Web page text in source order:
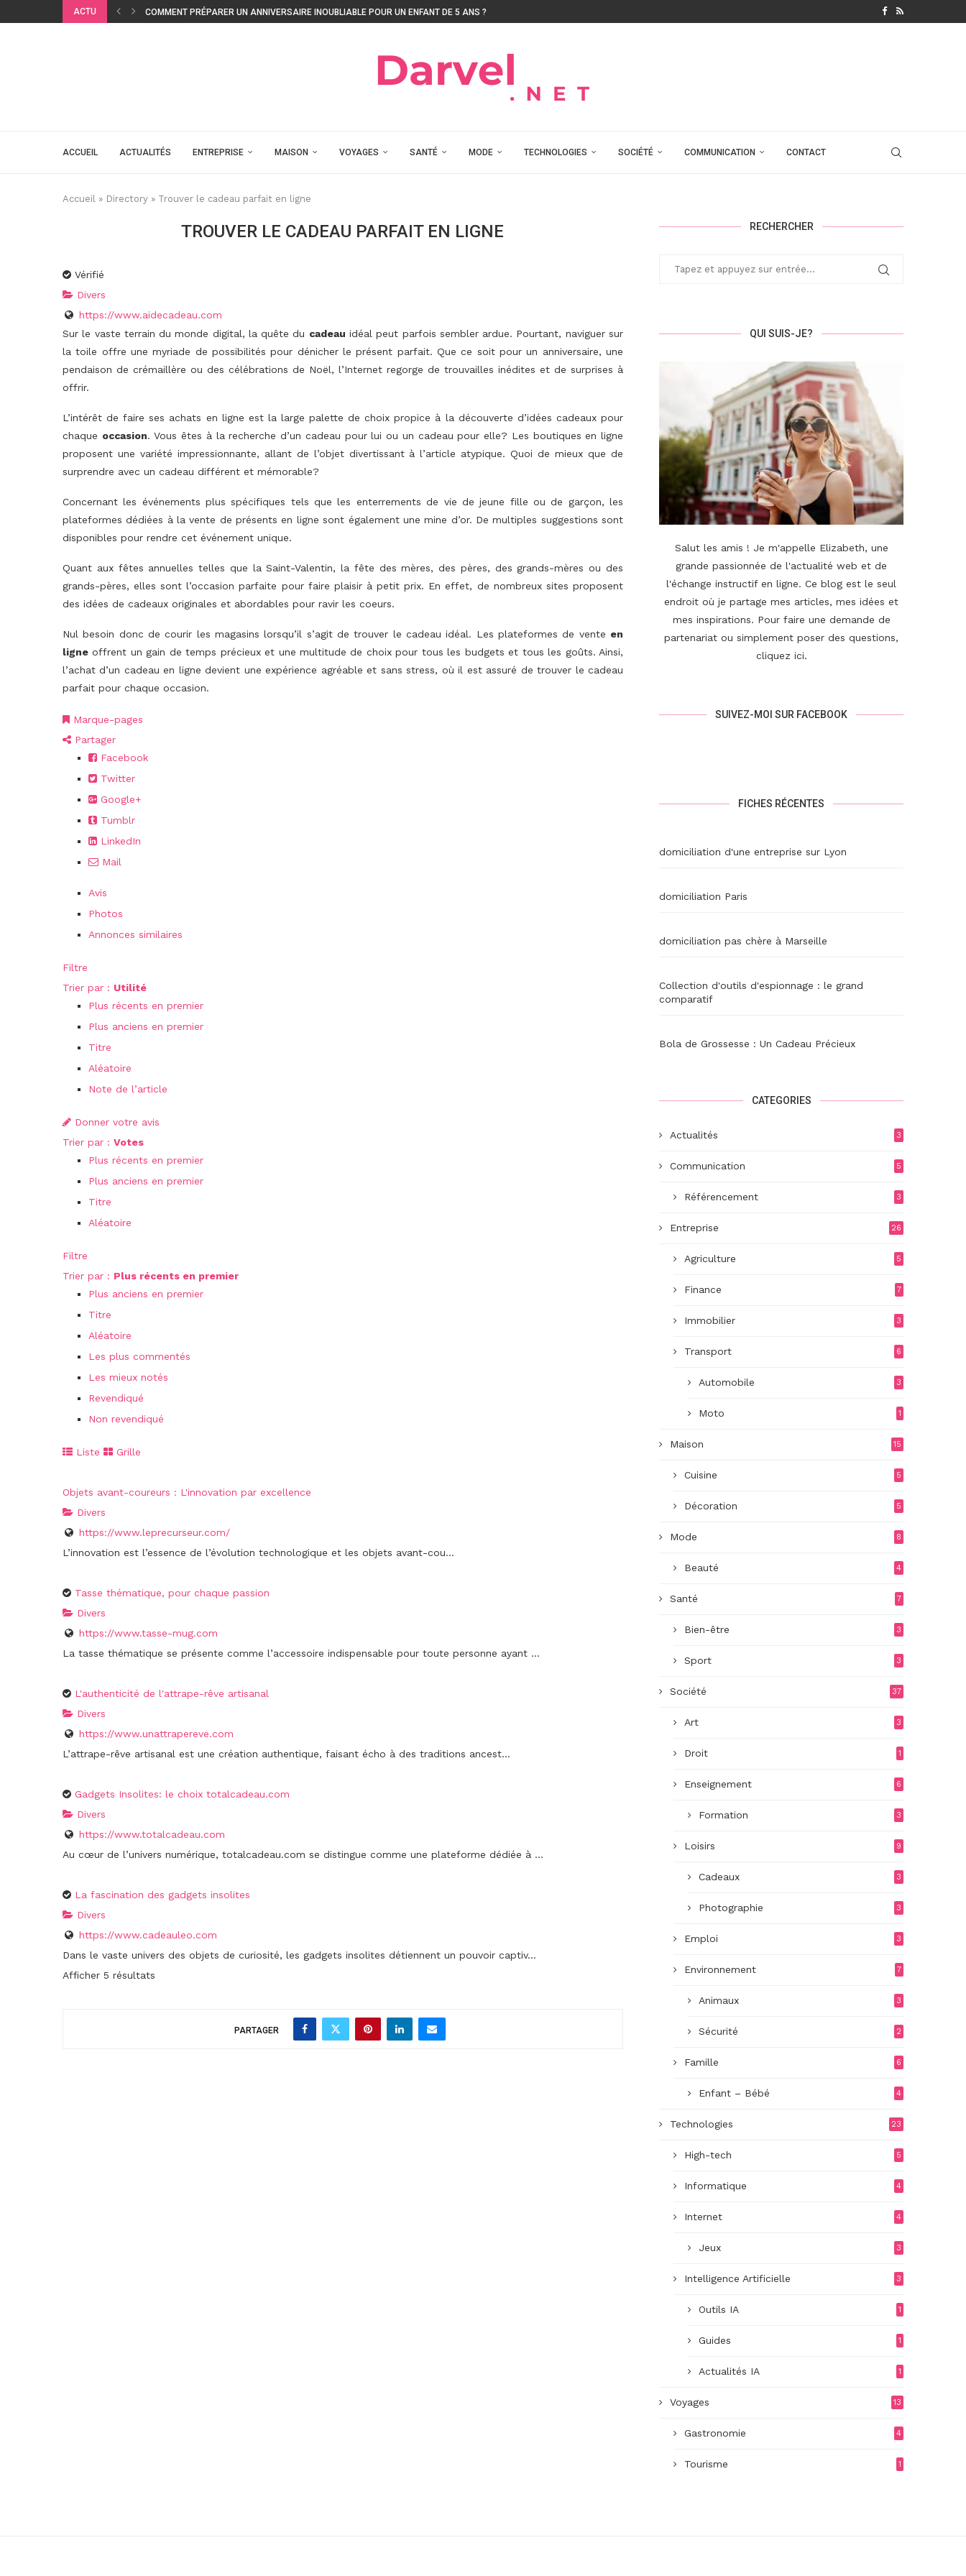
ACTU COMMENT PRÉPARER UN ANNIVERSAIRE INOUBLIABLE POUR UN ENFANT DE 5 ANS ?
ACCUEIL ACTUALITÉS ENTREPRISE MAISON VOYAGES SANTÉ MODE TECHNOLOGIES SOCIÉTÉ COMMUNICATION CONTACT
Accueil » Directory » Trouver le cadeau parfait en ligne
TROUVER LE CADEAU PARFAIT EN LIGNE
Vérifié
Divers
https://www.aidecadeau.com
Sur le vaste terrain du monde digital, la quête du cadeau idéal peut parfois sembler ardue. Pourtant, naviguer sur
la toile offre une myriade de possibilités pour dénicher le présent parfait. Que ce soit pour un anniversaire, une
pendaison de crémaillère ou des célébrations de Noël, l’Internet regorge de trouvailles inédites et de surprises à
offrir.
L’intérêt de faire ses achats en ligne est la large palette de choix propice à la découverte d’idées cadeaux pour
chaque occasion. Vous êtes à la recherche d’un cadeau pour lui ou un cadeau pour elle? Les boutiques en ligne
proposent une variété impressionnante, allant de l’objet divertissant à l’article atypique. Quoi de mieux que de
surprendre avec un cadeau différent et mémorable?
Concernant les événements plus spécifiques tels que les enterrements de vie de jeune fille ou de garçon, les
plateformes dédiées à la vente de présents en ligne sont également une mine d’or. De multiples suggestions sont
disponibles pour rendre cet événement unique.
Quant aux fêtes annuelles telles que la Saint-Valentin, la fête des mères, des pères, des grands-mères ou des
grands-pères, elles sont l’occasion parfaite pour faire plaisir à petit prix. En effet, de nombreux sites proposent
des idées de cadeaux originales et abordables pour ravir les coeurs.
Nul besoin donc de courir les magasins lorsqu’il s’agit de trouver le cadeau idéal. Les plateformes de vente en
ligne offrent un gain de temps précieux et une multitude de choix pour tous les budgets et tous les goûts. Ainsi,
l’achat d’un cadeau en ligne devient une expérience agréable et sans stress, où il est assuré de trouver le cadeau
parfait pour chaque occasion.
Marque-pages
Partager
Facebook
Twitter
Google+
Tumblr
LinkedIn
Mail
Avis
Photos
Annonces similaires
Filtre
Trier par : Utilité
Plus récents en premier
Plus anciens en premier
Titre
Aléatoire
Note de l’article
Donner votre avis
Trier par : Votes
Plus récents en premier
Plus anciens en premier
Titre
Aléatoire
Filtre
Trier par : Plus récents en premier
Plus anciens en premier
Titre
Aléatoire
Les plus commentés
Les mieux notés
Revendiqué
Non revendiqué
Liste Grille
Objets avant-coureurs : L'innovation par excellence
Divers
https://www.leprecurseur.com/
L’innovation est l’essence de l’évolution technologique et les objets avant-cou...
Tasse thématique, pour chaque passion
Divers
https://www.tasse-mug.com
La tasse thématique se présente comme l’accessoire indispensable pour toute personne ayant ...
L'authenticité de l'attrape-rêve artisanal
Divers
https://www.unattrapereve.com
L’attrape-rêve artisanal est une création authentique, faisant écho à des traditions ancest...
Gadgets Insolites: le choix totalcadeau.com
Divers
https://www.totalcadeau.com
Au cœur de l’univers numérique, totalcadeau.com se distingue comme une plateforme dédiée à ...
La fascination des gadgets insolites
Divers
https://www.cadeauleo.com
Dans le vaste univers des objets de curiosité, les gadgets insolites détiennent un pouvoir captiv...
Afficher 5 résultats
PARTAGER
RECHERCHER
QUI SUIS-JE?
Salut les amis ! Je m'appelle Elizabeth, une
grande passionnée de l'actualité web et de
l'échange instructif en ligne. Ce blog est le seul
endroit où je partage mes articles, mes idées et
mes inspirations. Pour faire une demande de
partenariat ou simplement poser des questions,
cliquez ici.
SUIVEZ-MOI SUR FACEBOOK
FICHES RÉCENTES
domiciliation d'une entreprise sur Lyon
domiciliation Paris
domiciliation pas chère à Marseille
Collection d'outils d'espionnage : le grand
comparatif
Bola de Grossesse : Un Cadeau Précieux
CATEGORIES
Actualités 3
Communication 5
Référencement 3
Entreprise 26
Agriculture 5
Finance 7
Immobilier 3
Transport 6
Automobile 3
Moto 1
Maison 15
Cuisine 5
Décoration 5
Mode 8
Beauté 4
Santé 7
Bien-être 3
Sport 3
Société 37
Art 3
Droit 1
Enseignement 6
Formation 3
Loisirs 9
Cadeaux 3
Photographie 3
Emploi 3
Environnement 7
Animaux 3
Sécurité 2
Famille 6
Enfant – Bébé 4
Technologies 23
High-tech 5
Informatique 4
Internet 4
Jeux 3
Intelligence Artificielle 3
Outils IA 1
Guides 1
Actualités IA 1
Voyages 13
Gastronomie 4
Tourisme 1